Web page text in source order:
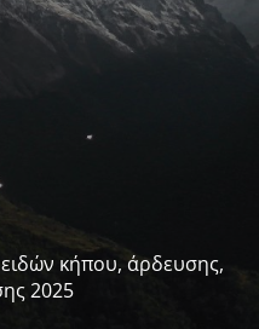
κήπου, άρδευσης,
2025